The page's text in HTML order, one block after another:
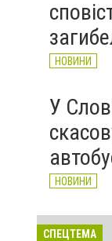
НОВИНИ
У
НОВИНИ
СПЕЦТЕМА